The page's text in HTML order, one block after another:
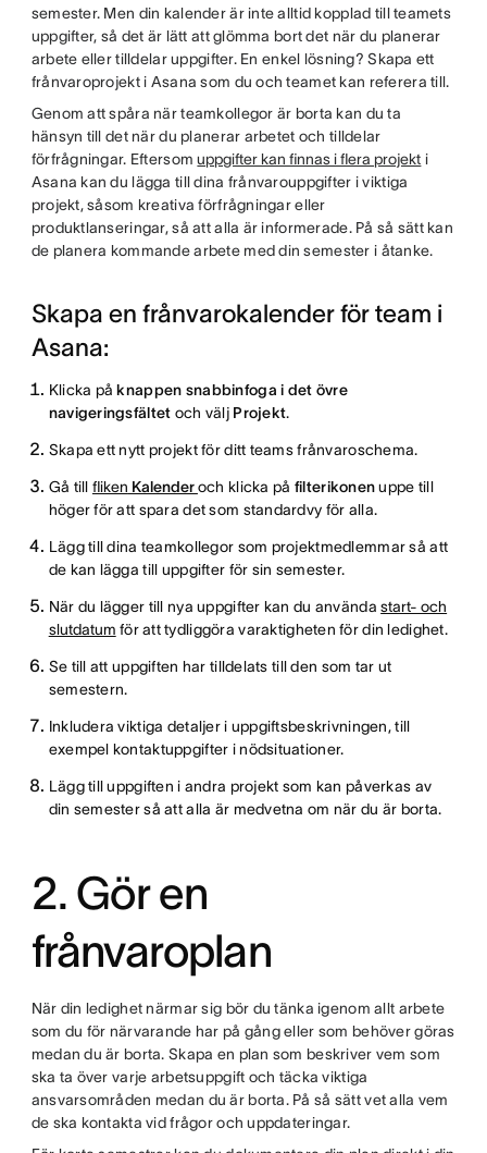
semester. Men din kalender är inte alltid kopplad till teamets
uppgifter, så det är lätt att glömma bort det när du planerar
arbete eller tilldelar uppgifter. En enkel lösning? Skapa ett
frånvaroprojekt i Asana som du och teamet kan referera till.
Genom att spåra när teamkollegor är borta kan du ta
hänsyn till det när du planerar arbetet och tilldelar
förfrågningar. Eftersomuppgifter kan finnas i flera projekt i
Asana kan du lägga till dina frånvarouppgifter i viktiga
projekt, såsom kreativa förfrågningar eller
produktlanseringar, så att alla är informerade. På så sätt kan
de planera kommande arbete med din semester i åtanke.
Skapa en frånvarokalender för team i
Asana:
Klicka påknappen snabbinfoga i det övre
navigeringsfältet och välj Projekt.
Skapa ett nytt projekt för ditt teams frånvaroschema.
Gå till fliken Kalenderoch klicka på filterikonenuppe till
höger för att spara det som standardvy för alla.
Lägg till dina teamkollegor som projektmedlemmar så att
de kan lägga till uppgifter för sin semester.
När du lägger till nya uppgifter kan du användastart- och
slutdatum för att tydliggöra varaktigheten för din ledighet.
Se till att uppgiften har tilldelats till den som tar ut
semestern.
Inkludera viktiga detaljer i uppgiftsbeskrivningen, till
exempel kontaktuppgifter i nödsituationer.
Lägg till uppgiften i andra projekt som kan påverkas av
din semester så att alla är medvetna om när du är borta.
2. Gör en
frånvaroplan
När din ledighet närmar sig bör du tänka igenom allt arbete
som du för närvarande har på gång eller som behöver göras
medan du är borta. Skapa en plan som beskriver vem som
ska ta över varje arbetsuppgift och täcka viktiga
ansvarsområden medan du är borta. På så sätt vet alla vem
de ska kontakta vid frågor och uppdateringar.